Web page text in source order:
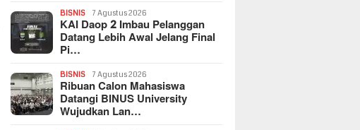
BISNIS 7 Agustus 2026
KAI Daop 2 Imbau Pelanggan
Datang Lebih Awal Jelang Final
Pi…
BISNIS 7 Agustus 2026
Ribuan Calon Mahasiswa
Datangi BINUS University
Wujudkan Lan…